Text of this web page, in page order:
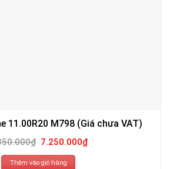
11.00R20 M798 (Giá chưa VAT)
₫ Giá
gốc
là:
7.350.000₫.
7.250.000₫Giá
hiện
Thêm vào giỏ hàng